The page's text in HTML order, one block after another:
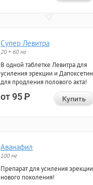
Супер Левитра
20 + 60 мг
В одной таблетке Левитра для
усиления эрекции и Дапоксетин
для продления полового акта!
от 95Р Купить
Аванафил
100 мг
Препарат для усиления эрекции
нового поколения!